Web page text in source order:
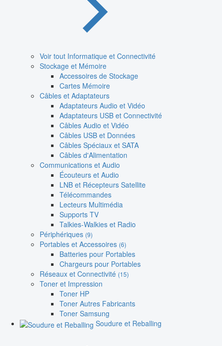
Voir tout Informatique et Connectivité
Stockage et Mémoire
Accessoires de Stockage
Cartes Mémoire
Câbles et Adaptateurs
Adaptateurs Audio et Vidéo
Adaptateurs USB et Connectivité
Câbles Audio et Vidéo
Câbles USB et Données
Câbles Spéciaux et SATA
Câbles d'Alimentation
Communications et Audio
Écouteurs et Audio
LNB et Récepteurs Satellite
Télécommandes
Lecteurs Multimédia
Supports TV
Talkies-Walkies et Radio
Périphériques (9)
Portables et Accessoires (6)
Batteries pour Portables
Chargeurs pour Portables
Réseaux et Connectivité (15)
Toner et Impression
Toner HP
Toner Autres Fabricants
Toner Samsung
Soudure et Reballing